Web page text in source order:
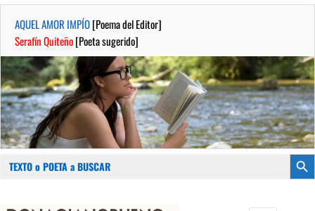
AQUEL AMOR IMPÍO[Poema del Editor]
Serafín Quiteño[Poeta sugerido]